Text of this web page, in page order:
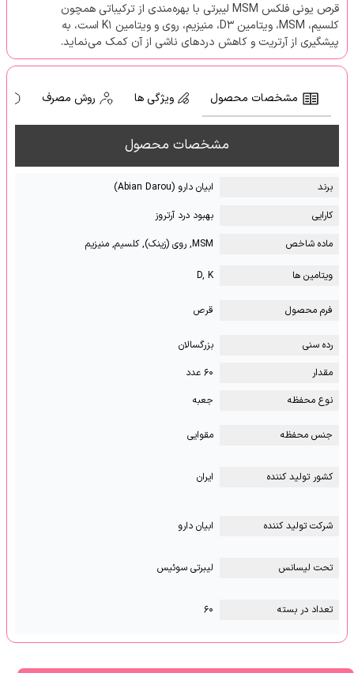
قرص یونی فلکس MSM لیبرتی با بهره‌مندی از ترکیباتی همچون
کلسیم، MSM، ویتامین D۳، منیزیم، روی و ویتامین K۱ است، به
پیشگیری از آرتریت و کاهش دردهای ناشی از آن کمک می‌نماید.
مشخصات محصول ویژگی ها روش مصرف
مشخصات محصول
برند
ابیان دارو (Abian Darou)
کارایی
بهبود درد آرتروز
ماده شاخص
MSM, روی (زینک), کلسیم, منیزیم
ویتامین ها D, K
فرم محصول قرص
رده سنی
بزرگسالان
مقدار
۶۰ عدد
نوع محفظه
جعبه
جنس محفظه مقوایی
کشور تولید کننده ایران
شرکت تولید کننده ابیان دارو
تحت لیسانس لیبرتی سوئیس
تعداد در بسته ۶۰